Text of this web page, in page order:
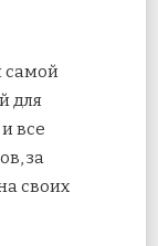
самой
для
все
за
своих